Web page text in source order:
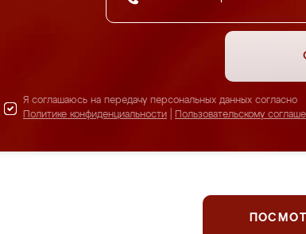
Я соглашаюсь на передачу персональных данных согласно
Политике конфиденциальности
Пользовательскому